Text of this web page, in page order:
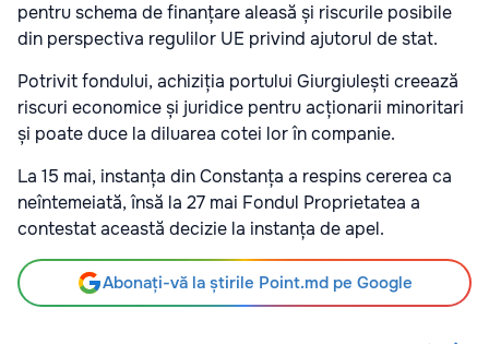
pentru schema de finanțare aleasă și riscurile posibile
din perspectiva regulilor UE privind ajutorul de stat.
Potrivit fondului, achiziția portului Giurgiulești creează
riscuri economice și juridice pentru acționarii minoritari
și poate duce la diluarea cotei lor în companie.
La 15 mai, instanța din Constanța a respins cererea ca
neîntemeiată, însă la 27 mai Fondul Proprietatea a
contestat această decizie la instanța de apel.
Abonați-vă la știrile Point.md pe Google